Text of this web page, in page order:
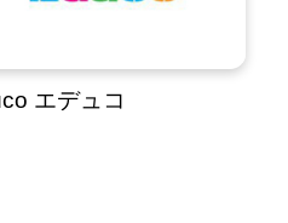
エデュコ